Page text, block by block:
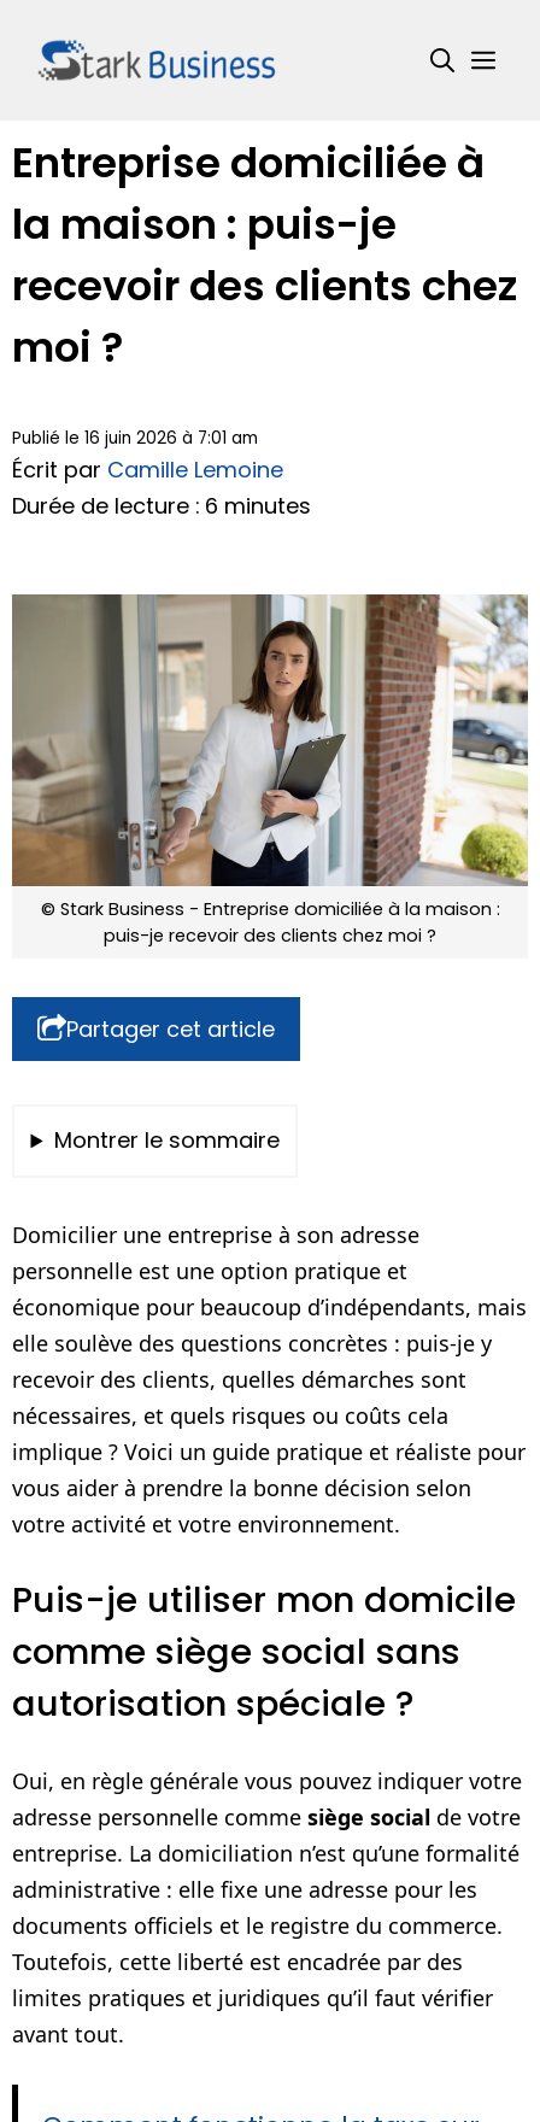
contenu
Entreprise domiciliée à
la maison : puis-je
recevoir des clients chez
moi ?
Publié le 16 juin 2026 à 7:01 am
Écrit par Camille Lemoine
Durée de lecture : 6 minutes
© Stark Business - Entreprise domiciliée à la maison :
puis-je recevoir des clients chez moi ?
Partager cet article
Montrer le sommaire
Domicilier une entreprise à son adresse
personnelle est une option pratique et
économique pour beaucoup d’indépendants, mais
elle soulève des questions concrètes : puis-je y
recevoir des clients, quelles démarches sont
nécessaires, et quels risques ou coûts cela
implique ? Voici un guide pratique et réaliste pour
vous aider à prendre la bonne décision selon
votre activité et votre environnement.
Puis-je utiliser mon domicile
comme siège social sans
autorisation spéciale ?
Oui, en règle générale vous pouvez indiquer votre
adresse personnelle comme siège social de votre
entreprise. La domiciliation n’est qu’une formalité
administrative : elle fixe une adresse pour les
documents officiels et le registre du commerce.
Toutefois, cette liberté est encadrée par des
limites pratiques et juridiques qu’il faut vérifier
avant tout.